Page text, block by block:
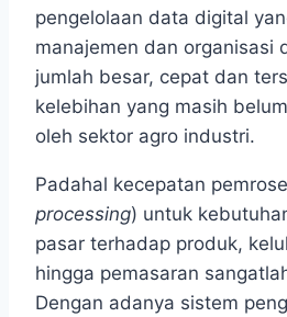
pengelolaan data digital
manajemen dan organisasi
jumlah besar, cepat dan
kelebihan yang masih
oleh sektor agro industri.
Padahal kecepatan
processing) untuk
pasar terhadap produk,
hingga pemasaran
Dengan adanya sistem